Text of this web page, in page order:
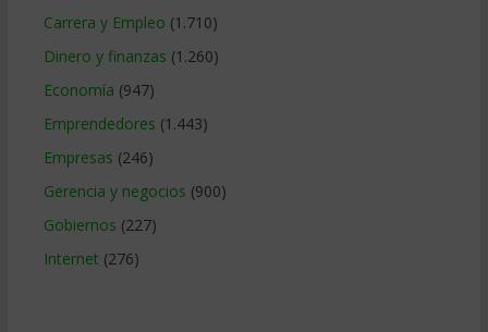
Carrera y Empleo (1.710)
Dinero y finanzas (1.260)
Economía (947)
Emprendedores (1.443)
Empresas (246)
Gerencia y negocios (900)
Gobiernos (227)
Internet (276)